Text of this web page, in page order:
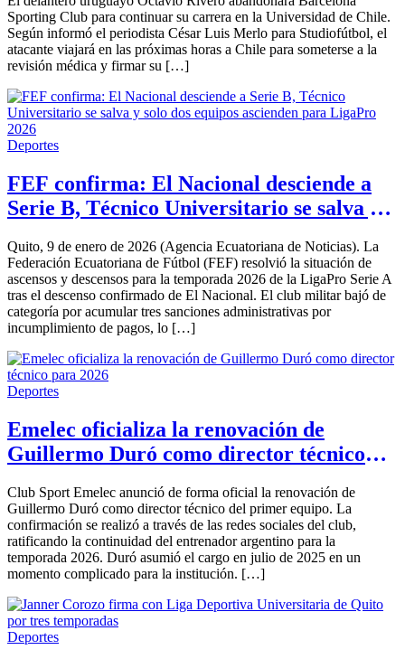
Sporting Club para continuar su carrera en la Universidad de Chile.
Según informó el periodista César Luis Merlo para Studiofútbol, el
atacante viajará en las próximas horas a Chile para someterse a la
revisión médica y firmar su […]
Deportes
FEF confirma: El Nacional desciende a
Serie B, Técnico Universitario se salva y
2026
Quito, 9 de enero de 2026 (Agencia Ecuatoriana de Noticias). La
Federación Ecuatoriana de Fútbol (FEF) resolvió la situación de
ascensos y descensos para la temporada 2026 de la LigaPro Serie A
tras el descenso confirmado de El Nacional. El club militar bajó de
categoría por acumular tres sanciones administrativas por
incumplimiento de pagos, lo […]
Deportes
Emelec oficializa la renovación de
Guillermo Duró como director técnico
Club Sport Emelec anunció de forma oficial la renovación de
Guillermo Duró como director técnico del primer equipo. La
confirmación se realizó a través de las redes sociales del club,
ratificando la continuidad del entrenador argentino para la
temporada 2026. Duró asumió el cargo en julio de 2025 en un
momento complicado para la institución. […]
Deportes